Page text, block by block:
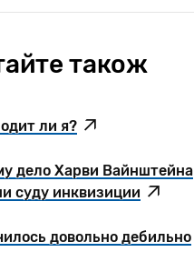
також
ли я?
дело Харви Вайнштейна
суду инквизиции
довольно дебильно